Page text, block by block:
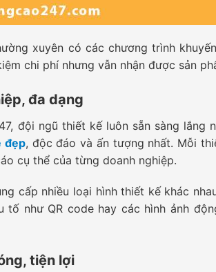
xuyên có các chương trình
chi phí nhưng vẫn nhận được sản
đa dạng
đội ngũ thiết kế luôn sẵn sàng
đẹp, độc đáo và ấn tượng nhất. Mỗi
cụ thể của từng doanh nghiệp.
cấp nhiều loại hình thiết kế khác
tố như QR code hay các hình ảnh
tiện lợi